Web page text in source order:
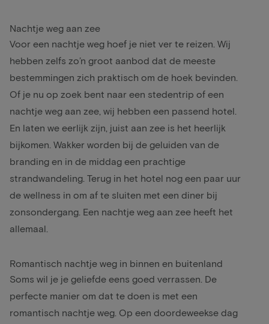
Nachtje weg aan zee
Voor een nachtje weg hoef je niet ver te reizen. Wij
hebben zelfs zo’n groot aanbod dat de meeste
bestemmingen zich praktisch om de hoek bevinden.
Of je nu op zoek bent naar een stedentrip of een
nachtje weg aan zee, wij hebben een passend hotel.
En laten we eerlijk zijn, juist aan zee is het heerlijk
bijkomen. Wakker worden bij de geluiden van de
branding en in de middag een prachtige
strandwandeling. Terug in het hotel nog een paar uur
de wellness in om af te sluiten met een diner bij
zonsondergang. Een nachtje weg aan zee heeft het
allemaal.
Romantisch nachtje weg in binnen en buitenland
Soms wil je je geliefde eens goed verrassen. De
perfecte manier om dat te doen is met een
romantisch nachtje weg. Op een doordeweekse dag